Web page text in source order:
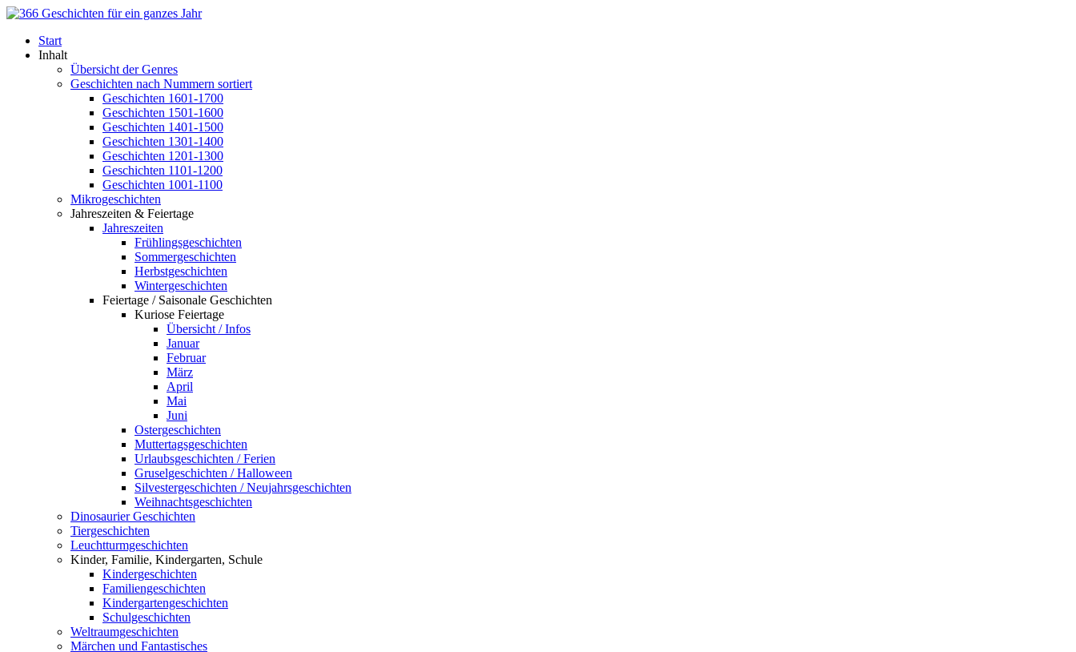
Start
Inhalt
Übersicht der Genres
Geschichten nach Nummern sortiert
Geschichten 1601-1700
Geschichten 1501-1600
Geschichten 1401-1500
Geschichten 1301-1400
Geschichten 1201-1300
Geschichten 1101-1200
Geschichten 1001-1100
Mikrogeschichten
Jahreszeiten & Feiertage
Jahreszeiten
Frühlingsgeschichten
Sommergeschichten
Herbstgeschichten
Wintergeschichten
Feiertage / Saisonale Geschichten
Kuriose Feiertage
Übersicht / Infos
Januar
Februar
März
April
Mai
Juni
Ostergeschichten
Muttertagsgeschichten
Urlaubsgeschichten / Ferien
Gruselgeschichten / Halloween
Silvestergeschichten / Neujahrsgeschichten
Weihnachtsgeschichten
Dinosaurier Geschichten
Tiergeschichten
Leuchtturmgeschichten
Kinder, Familie, Kindergarten, Schule
Kindergeschichten
Familiengeschichten
Kindergartengeschichten
Schulgeschichten
Weltraumgeschichten
Märchen und Fantastisches